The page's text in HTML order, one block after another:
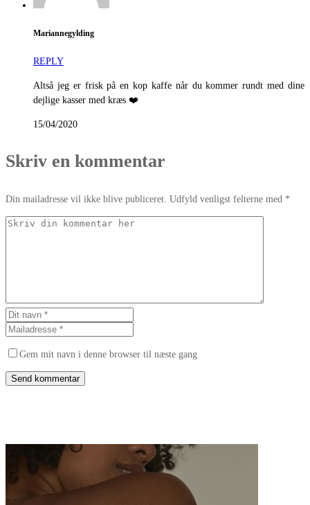
Mariannegylding
REPLY
Altså jeg er frisk på en kop kaffe når du kommer rundt med dine
dejlige kasser med kræs ❤️
15/04/2020
Skriv en kommentar
Din mailadresse vil ikke blive publiceret. Udfyld venligst felterne med *
Gem mit navn i denne browser til næste gang